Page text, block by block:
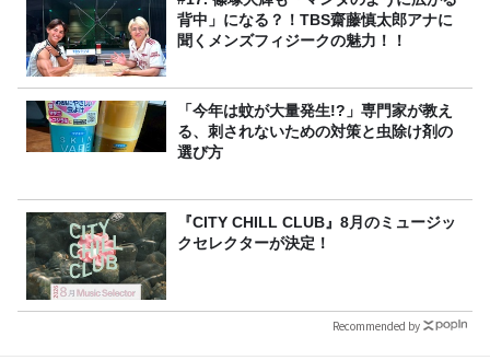
背中」になる？！TBS齋藤慎太郎アナに
聞くメンズフィジークの魅力！！
「今年は蚊が大量発生!?」専門家が教え
る、刺されないための対策と虫除け剤の
選び方
『CITY CHILL CLUB』8月のミュージッ
クセレクターが決定！
Recommended by